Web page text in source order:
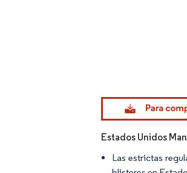
Imagen © Mordor
Estados Unidos
Las estrictas